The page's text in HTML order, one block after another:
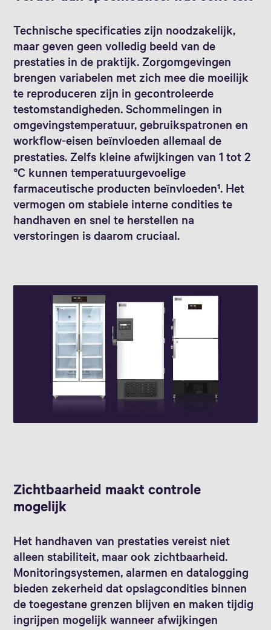
Technische specificaties zijn noodzakelijk,
maar geven geen volledig beeld van de
prestaties in de praktijk. Zorgomgevingen
brengen variabelen met zich mee die moeilijk
te reproduceren zijn in gecontroleerde
testomstandigheden. Schommelingen in
omgevingstemperatuur, gebruikspatronen en
workflow‑eisen beïnvloeden allemaal de
prestaties. Zelfs kleine afwijkingen van 1 tot 2
°C kunnen temperatuurgevoelige
farmaceutische producten beïnvloeden¹. Het
vermogen om stabiele interne condities te
handhaven en snel te herstellen na
verstoringen is daarom cruciaal.
Zichtbaarheid maakt controle
mogelijk
Het handhaven van prestaties vereist niet
alleen stabiliteit, maar ook zichtbaarheid.
Monitoringsystemen, alarmen en datalogging
bieden zekerheid dat opslagcondities binnen
de toegestane grenzen blijven en maken tijdig
ingrijpen mogelijk wanneer afwijkingen